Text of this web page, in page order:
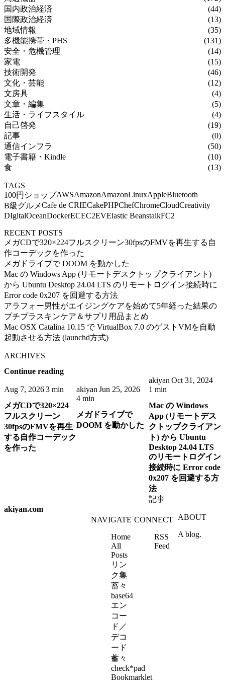
国内政治経済
(44)
国際政治経済
(13)
地域情報
(35)
多機能携帯・PHS
(131)
安全・危機管理
(14)
家電
(15)
技術開発
(46)
文化・芸能
(12)
文房具
(4)
文章・編集
(5)
生活・ライフスタイル
(4)
自己啓発
(19)
記事
(0)
通信インフラ
(50)
電子書籍・Kindle
(10)
食
(13)
TAGS
100円ショップAWSAmazonAmazonLinuxAppleBluetooth
B級グルメCafe de CRIECakePHPChefChromeCloudCreativity
DIgitalOceanDockerECEC2EVElastic BeanstalkFC2
RECENT POSTS
メガCDで320×224フルスクリーン30fpsのFMVを再生する自
作コーデックを作った
メガドライブで DOOM を動かした
Mac の Windows App (リモートデスクトップクライアント)
から Ubuntu Desktop 24.04 LTS のリモートログイン接続時に
Error code 0x207 を回避する方法
アラフォー男性がエイジングケアを始めて5年経った結果の
プチプラスキンケア＆サプリ用品まとめ
Mac OSX Catalina 10.15 で VirtualBox 7.0 のゲストVMを自動
起動させる方法 (launchd方式)
ARCHIVES
Continue reading
Aug 7, 20263 min
メガCDで320×224
フルスクリーン
30fpsのFMVを再生
する自作コーデック
を作った
akiyan Jun 25, 2026
4 min
メガドライブで
DOOM を動かした
akiyan Oct 31, 2024
1 min
Mac の Windows
App (リモートデス
クトップクライアン
ト) から Ubuntu
Desktop 24.04 LTS
のリモートログイン
接続時に Error code
0x207 を回避する方
法
記事
akiyan.com
NAVIGATE
Home
All
Posts
リン
ク集
蓄々
base64
エン
コー
ド／
デコ
ード
蓄々
check*pad
Bookmarklet
CONNECT
RSS
Feed
ABOUT
A blog.